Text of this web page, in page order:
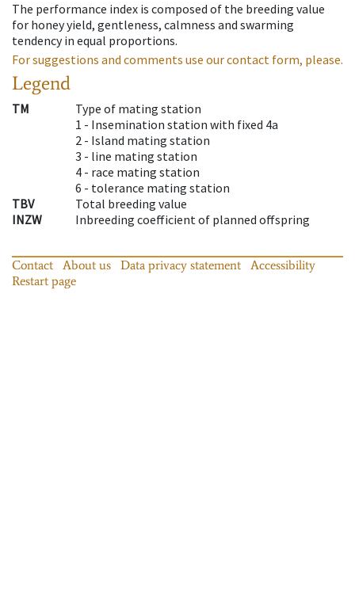
The performance index is composed of the breeding value
for honey yield, gentleness, calmness and swarming
tendency in equal proportions.
For suggestions and comments use our contact form, please.
Legend
TM
Type of mating station
1 - Insemination station with fixed 4a
2 - Island mating station
3 - line mating station
4 - race mating station
6 - tolerance mating station
TBV
Total breeding value
INZW
Inbreeding coefficient of planned offspring
Contact About us Data privacy statement
Accessibility
Restart page